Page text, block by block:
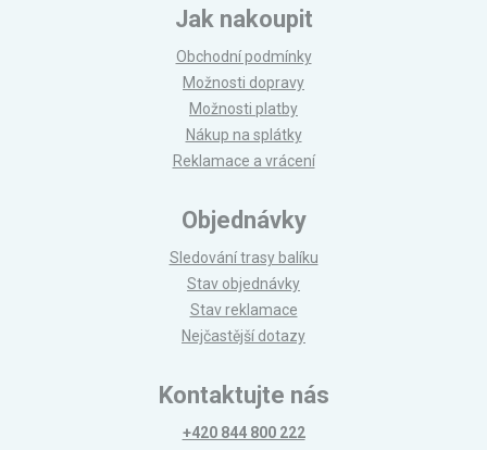
Jak nakoupit
Obchodní podmínky
Možnosti dopravy
Možnosti platby
Nákup na splátky
Reklamace a vrácení
Objednávky
Sledování trasy balíku
Stav objednávky
Stav reklamace
Nejčastější dotazy
Kontaktujte nás
+420 844 800 222